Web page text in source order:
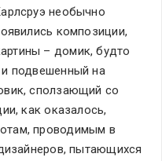
необычно
композиции,
– домик, будто
подвешенный на
сползающий со
как оказалось,
проводимым в
пытающихся